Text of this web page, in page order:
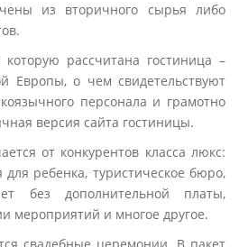
из вторичного сырья либо
рассчитана гостиница –
Европы, о чем свидетельствуют
персонала и грамотно
версия сайта гостиницы.
от конкурентов класса люкс:
ребенка, туристическое бюро,
без дополнительной платы,
мероприятий и многое другое.